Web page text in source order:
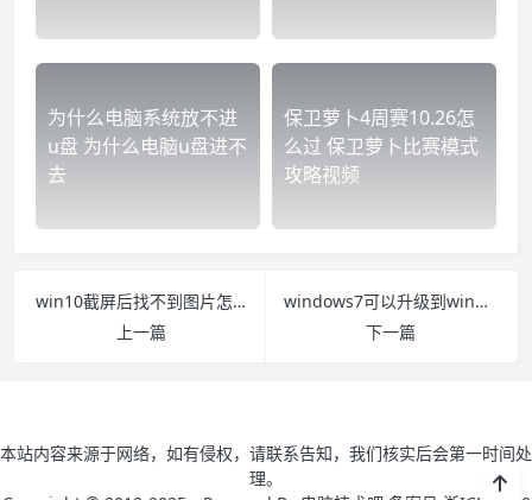
为什么电脑系统放不进
u盘 为什么电脑u盘进不
去
保卫萝卜4周赛10.26怎
么过 保卫萝卜比赛模式
攻略视频
win10截屏后找不到图片怎么办 win10屏幕截图找不到保存
上一篇
windows7可以升级到win10吗 windows7能升级成windows10吗
下一篇
本站内容来源于网络，如有侵权，请联系告知，我们核实后会第一时间处
理。